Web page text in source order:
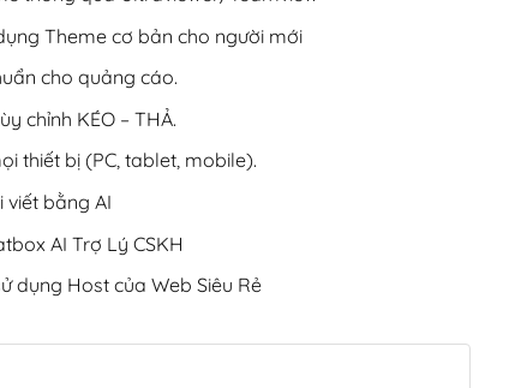
Theme cơ bản cho người mới
cho quảng cáo.
chỉnh KÉO – THẢ.
thiết bị (PC, tablet, mobile).
bằng AI
AI Trợ Lý CSKH
dụng Host của Web Siêu Rẻ